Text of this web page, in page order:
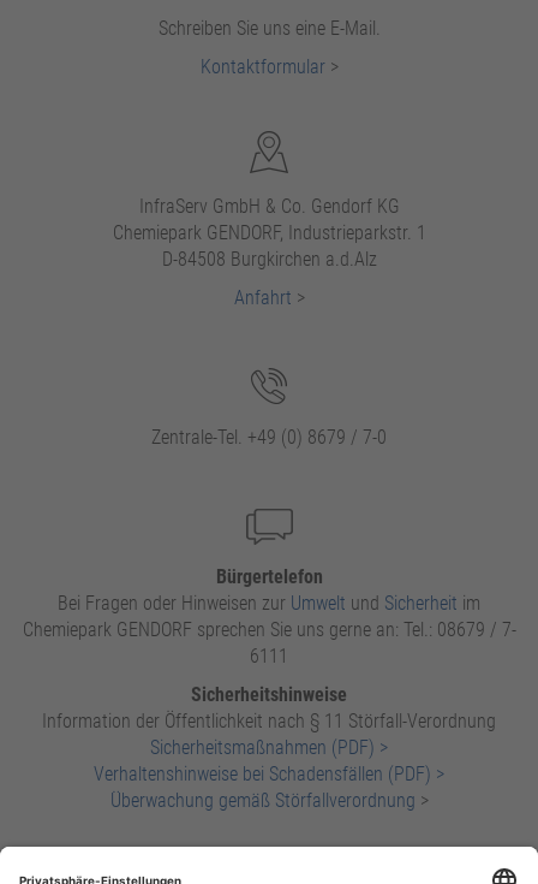
Schreiben Sie uns eine E-Mail.
Kontaktformular>
InfraServ GmbH & Co. Gendorf KG
Chemiepark GENDORF, Industrieparkstr. 1
D-84508 Burgkirchen a.d.Alz
Anfahrt >
Zentrale-Tel. +49 (0) 8679 / 7-0
Bürgertelefon
Bei Fragen oder Hinweisen zur Umwelt und Sicherheit im
Chemiepark GENDORF sprechen Sie uns gerne an: Tel.: 08679 / 7-
6111
Sicherheitshinweise
Information der Öffentlichkeit nach § 11 Störfall-Verordnung
Sicherheitsmaßnahmen (PDF) >
Verhaltenshinweise bei Schadensfällen (PDF) >
Überwachung gemäß Störfallverordnung >